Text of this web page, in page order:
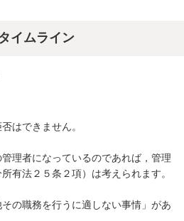
イムライン
はできません。
理者になっているのであれば，管理
有法２５条２項）は考えられます。
その職務を行うに適しない事情」があ